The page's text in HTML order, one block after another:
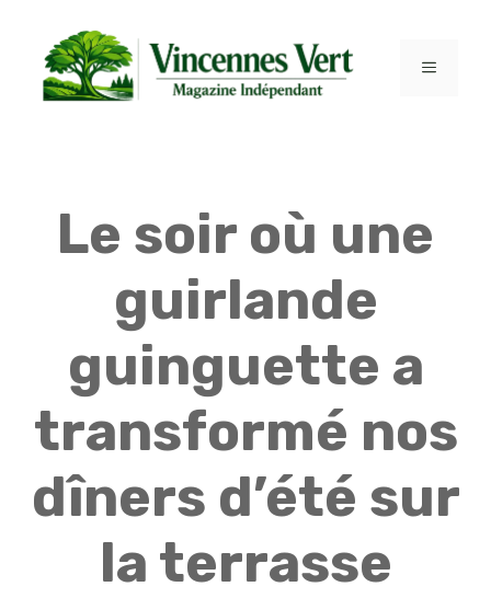
contenu
MENU
Le soir où une
guirlande
guinguette a
transformé nos
dîners d’été sur
la terrasse